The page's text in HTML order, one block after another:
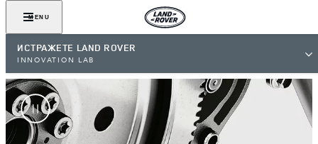
MENU
ИСТРАЖЕТЕ LAND ROVER
INNOVATION LAB